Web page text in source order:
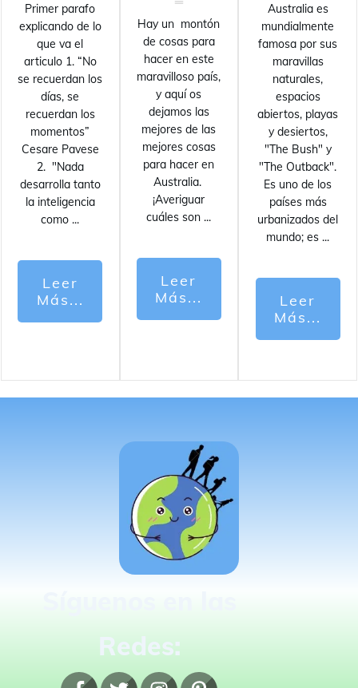
Primer parafo
explicando de lo
que va el
articulo 1. “No
se recuerdan los
días, se
recuerdan los
momentos”
Cesare Pavese
2. "Nada
desarrolla tanto
la inteligencia
como ...
Leer
Más...
Hay un montón
de cosas para
hacer en este
maravilloso país,
y aquí os
dejamos las
mejores de las
mejores cosas
para hacer en
Australia.
¡Averiguar
cuáles son ...
Leer
Más...
Australia es
mundialmente
famosa por sus
maravillas
naturales,
espacios
abiertos, playas
y desiertos,
"The Bush" y
"The Outback".
Es uno de los
países más
urbanizados del
mundo; es ...
Leer
Más...
Redes: